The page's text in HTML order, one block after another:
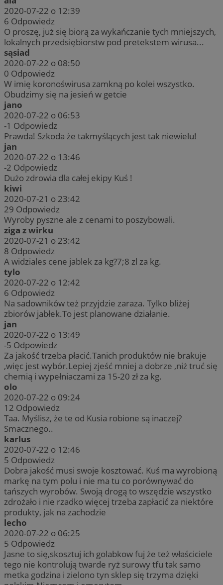
2020-07-22 o 12:39
6 Odpowiedz
O proszę, już się biorą za wykańczanie tych mniejszych,
lokalnych przedsiębiorstw pod pretekstem wirusa...
sąsiad
2020-07-22 o 08:50
0 Odpowiedz
W imię koronoświrusa zamkną po kolei wszystko.
Obudzimy się na jesień w getcie
jano
2020-07-22 o 06:53
-1 Odpowiedz
Prawda! Szkoda że takmyślących jest tak niewielu!
jan
2020-07-22 o 13:46
-2 Odpowiedz
Dużo zdrowia dla całej ekipy Kuś !
kiwi
2020-07-21 o 23:42
29 Odpowiedz
Wyroby pyszne ale z cenami to poszybowali.
ziga z wirku
2020-07-21 o 23:42
8 Odpowiedz
A widziales cene jablek za kg?7;8 zl za kg.
tylo
2020-07-22 o 12:42
6 Odpowiedz
Na sadowników też przyjdzie zaraza. Tylko bliżej
zbiorów jabłek.To jest planowane działanie.
jan
2020-07-22 o 13:49
-5 Odpowiedz
Za jakość trzeba płacić.Tanich produktów nie brakuje
,więc jest wybór.Lepiej zjeść mniej a dobrze ,niż truć się
chemią i wypełniaczami za 15-20 zł za kg.
olo
2020-07-22 o 09:24
12 Odpowiedz
Taa. Myślisz, że te od Kusia robione są inaczej?
Smacznego..
karlus
2020-07-22 o 12:46
5 Odpowiedz
Dobra jakość musi swoje kosztować. Kuś ma wyrobioną
markę na tym polu i nie ma tu co porównywać do
tańszych wyrobów. Swoją drogą to wszędzie wszystko
zdrożało i nie rzadko więcej trzeba zapłacić za niektóre
produkty, jak na zachodzie
lecho
2020-07-22 o 06:25
5 Odpowiedz
Jasne to się,skosztuj ich golabkow fuj że też właściciele
tego nie kontrolują twarde ryż surowy tfu tak samo
metka godzina i zielono tyn sklep się trzyma dzięki